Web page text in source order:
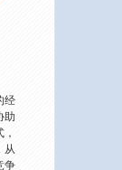
经
助
从
争